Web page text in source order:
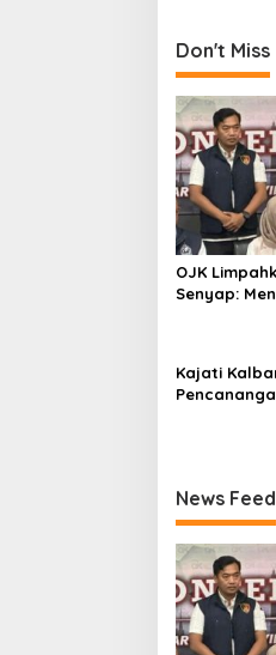
Don't Miss
OJK
Senyap:
Kajati
News Feed